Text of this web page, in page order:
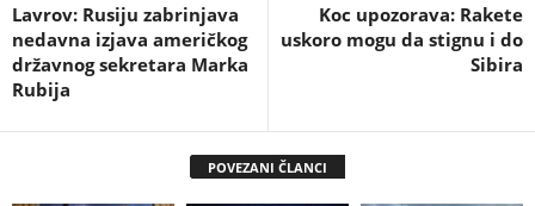
Lavrov: Rusiju zabrinjava
nedavna izjava američkog
državnog sekretara Marka
Rubija
Koc upozorava: Rakete
uskoro mogu da stignu i do
Sibira
POVEZANI ČLANCI